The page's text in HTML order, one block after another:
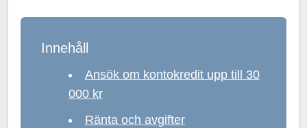
Innehåll
Ansök om kontokredit upp till 30
000 kr
Ränta och avgifter